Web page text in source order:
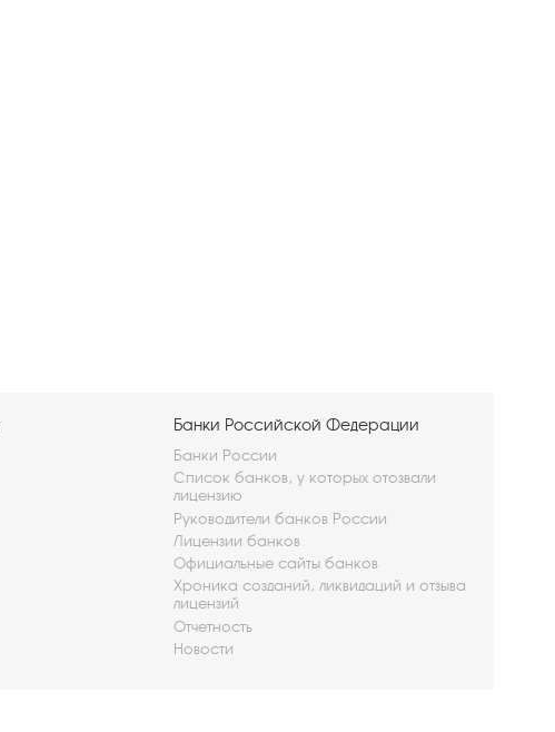
Банки Российской Федерации
Банки России
Список банков, у которых отозвали
лицензию
Руководители банков России
Лицензии банков
Официальные сайты банков
Хроника созданий, ликвидаций и отзыва
лицензий
Отчетность
Новости